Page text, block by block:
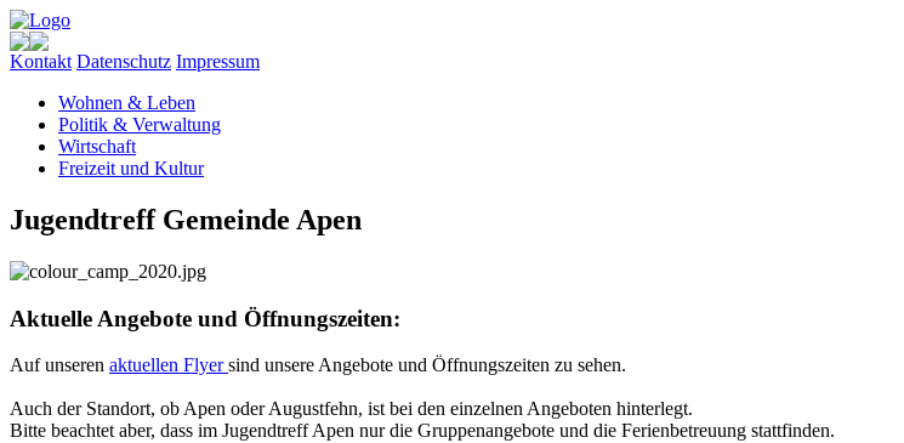
Kontakt Datenschutz Impressum
Wohnen & Leben
Politik & Verwaltung
Wirtschaft
Freizeit und Kultur
Jugendtreff Gemeinde Apen
Aktuelle Angebote und Öffnungszeiten:
Auf unseren aktuellen Flyersind unsere Angebote und Öffnungszeiten zu sehen.
Auch der Standort, ob Apen oder Augustfehn, ist bei den einzelnen Angeboten hinterlegt.
Bitte beachtet aber, dass im Jugendtreff Apen nur die Gruppenangebote und die Ferienbetreuung stattfinden.